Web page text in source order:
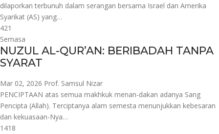
dilaporkan terbunuh dalam serangan bersama Israel dan Amerika
Syarikat (AS) yang…
421
Semasa
NUZUL AL-QUR’AN: BERIBADAH TANPA
SYARAT
Mar 02, 2026 Prof. Samsul Nizar
PENCIPTAAN atas semua makhkuk menan-dakan adanya Sang
Pencipta (Allah). Terciptanya alam semesta menunjukkan kebesaran
dan kekuasaan-Nya…
1418